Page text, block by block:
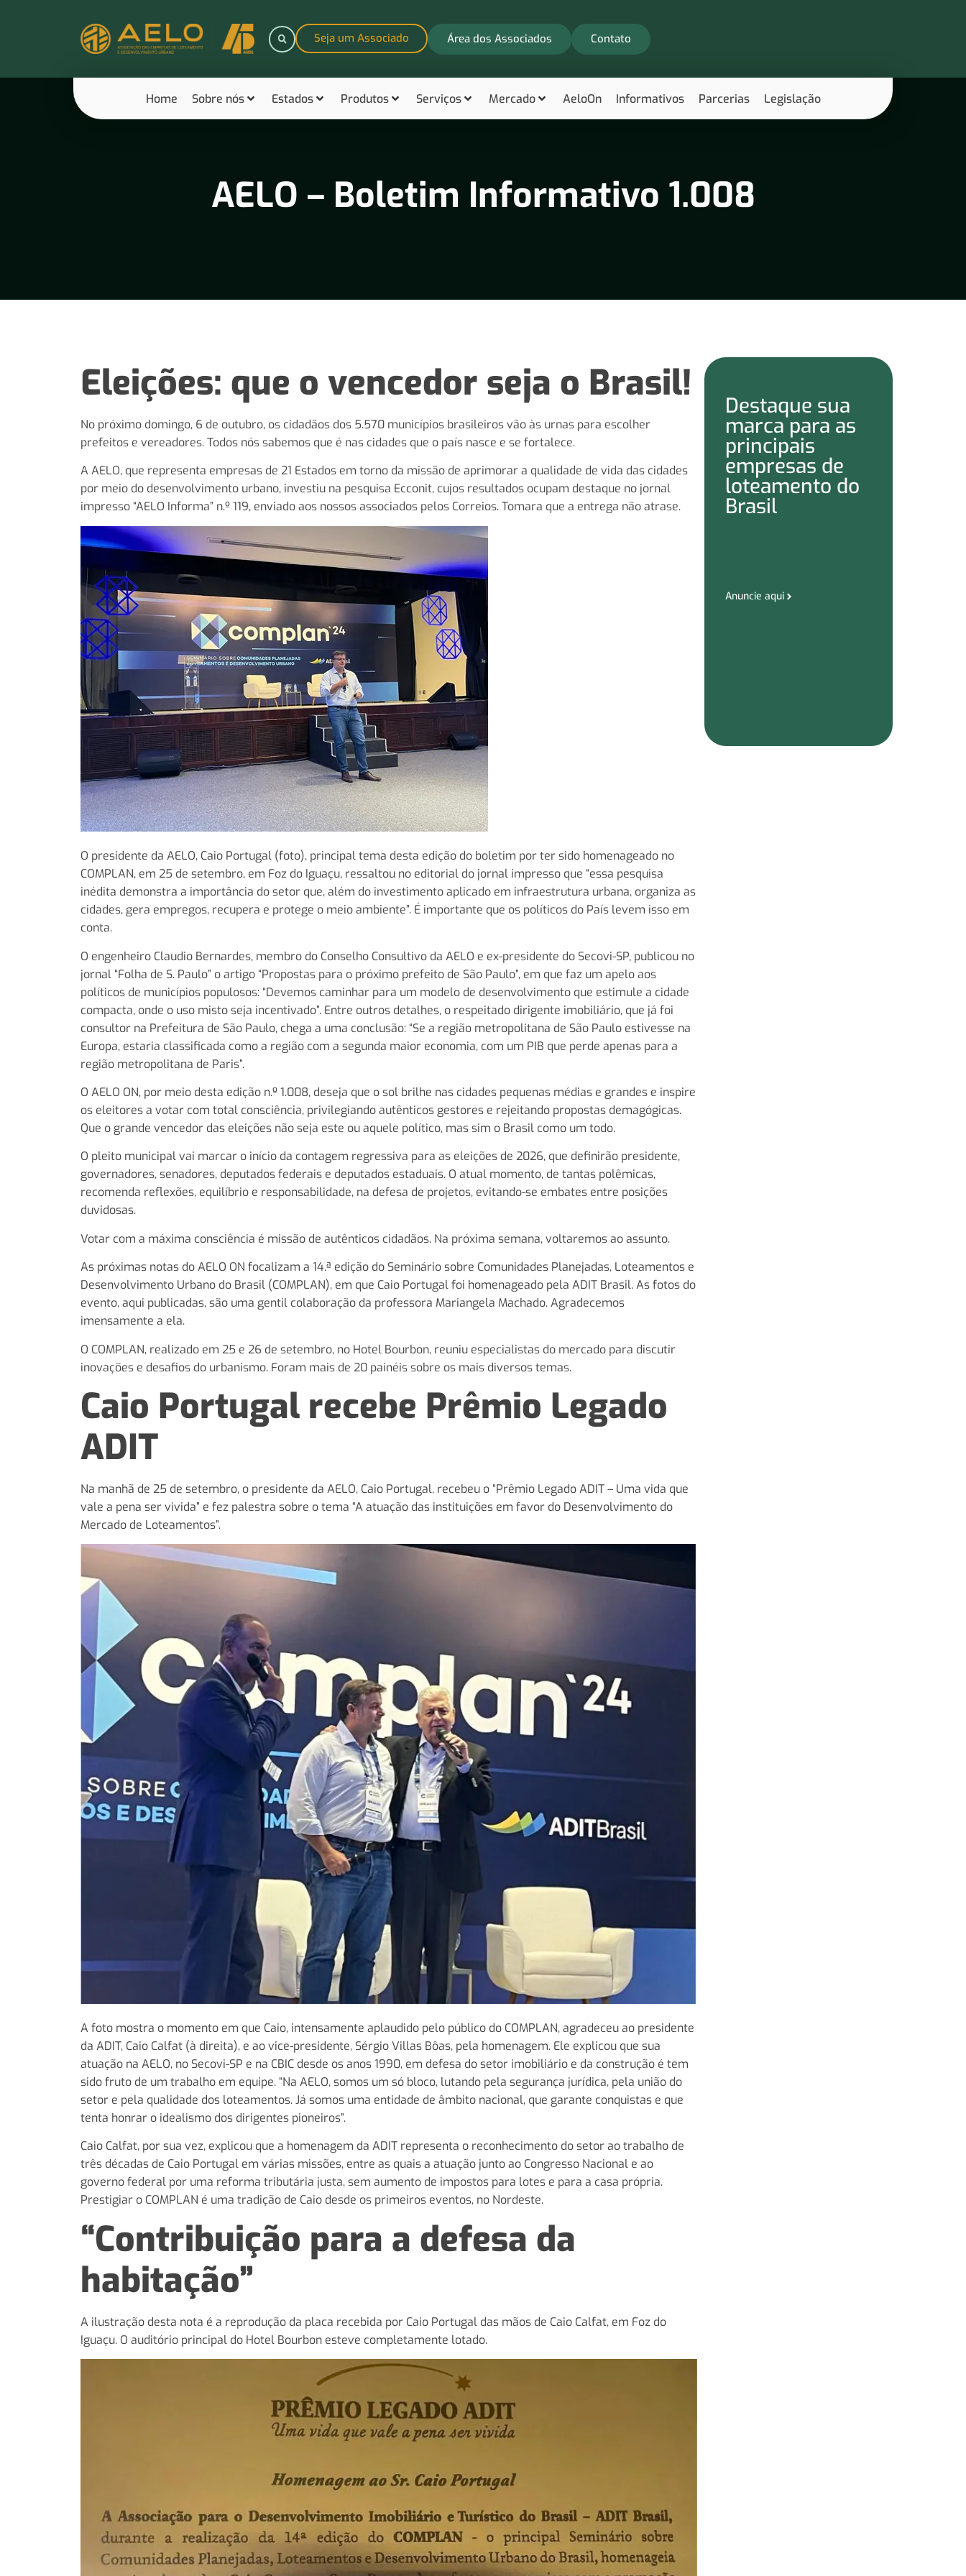
Seja um Associado Área dos Associados Contato
Home Sobre nós Estados Produtos Serviços Mercado AeloOn Informativos Parcerias Legislação
AELO – Boletim Informativo 1.008
Eleições: que o vencedor seja o Brasil!
No próximo domingo, 6 de outubro, os cidadãos dos 5.570 municípios brasileiros vão às urnas para escolher
prefeitos e vereadores. Todos nós sabemos que é nas cidades que o país nasce e se fortalece.
A AELO, que representa empresas de 21 Estados em torno da missão de aprimorar a qualidade de vida das cidades
por meio do desenvolvimento urbano, investiu na pesquisa Ecconit, cujos resultados ocupam destaque no jornal
impresso “AELO Informa” n.º 119, enviado aos nossos associados pelos Correios. Tomara que a entrega não atrase.
O presidente da AELO, Caio Portugal (foto), principal tema desta edição do boletim por ter sido homenageado no
COMPLAN, em 25 de setembro, em Foz do Iguaçu, ressaltou no editorial do jornal impresso que “essa pesquisa
inédita demonstra a importância do setor que, além do investimento aplicado em infraestrutura urbana, organiza as
cidades, gera empregos, recupera e protege o meio ambiente”. É importante que os políticos do País levem isso em
conta.
O engenheiro Claudio Bernardes, membro do Conselho Consultivo da AELO e ex-presidente do Secovi-SP, publicou no
jornal “Folha de S. Paulo” o artigo “Propostas para o próximo prefeito de São Paulo”, em que faz um apelo aos
políticos de municípios populosos: “Devemos caminhar para um modelo de desenvolvimento que estimule a cidade
compacta, onde o uso misto seja incentivado”. Entre outros detalhes, o respeitado dirigente imobiliário, que já foi
consultor na Prefeitura de São Paulo, chega a uma conclusão: “Se a região metropolitana de São Paulo estivesse na
Europa, estaria classificada como a região com a segunda maior economia, com um PIB que perde apenas para a
região metropolitana de Paris”.
O AELO ON, por meio desta edição n.º 1.008, deseja que o sol brilhe nas cidades pequenas médias e grandes e inspire
os eleitores a votar com total consciência, privilegiando autênticos gestores e rejeitando propostas demagógicas.
Que o grande vencedor das eleições não seja este ou aquele político, mas sim o Brasil como um todo.
O pleito municipal vai marcar o início da contagem regressiva para as eleições de 2026, que definirão presidente,
governadores, senadores, deputados federais e deputados estaduais. O atual momento, de tantas polêmicas,
recomenda reflexões, equilíbrio e responsabilidade, na defesa de projetos, evitando-se embates entre posições
duvidosas.
Votar com a máxima consciência é missão de autênticos cidadãos. Na próxima semana, voltaremos ao assunto.
As próximas notas do AELO ON focalizam a 14.ª edição do Seminário sobre Comunidades Planejadas, Loteamentos e
Desenvolvimento Urbano do Brasil (COMPLAN), em que Caio Portugal foi homenageado pela ADIT Brasil. As fotos do
evento, aqui publicadas, são uma gentil colaboração da professora Mariangela Machado. Agradecemos
imensamente a ela.
O COMPLAN, realizado em 25 e 26 de setembro, no Hotel Bourbon, reuniu especialistas do mercado para discutir
inovações e desafios do urbanismo. Foram mais de 20 painéis sobre os mais diversos temas.
Caio Portugal recebe Prêmio Legado
ADIT
Na manhã de 25 de setembro, o presidente da AELO, Caio Portugal, recebeu o “Prêmio Legado ADIT – Uma vida que
vale a pena ser vivida” e fez palestra sobre o tema “A atuação das instituições em favor do Desenvolvimento do
Mercado de Loteamentos”.
A foto mostra o momento em que Caio, intensamente aplaudido pelo público do COMPLAN, agradeceu ao presidente
da ADIT, Caio Calfat (à direita), e ao vice-presidente, Sérgio Villas Bôas, pela homenagem. Ele explicou que sua
atuação na AELO, no Secovi-SP e na CBIC desde os anos 1990, em defesa do setor imobiliário e da construção é tem
sido fruto de um trabalho em equipe. “Na AELO, somos um só bloco, lutando pela segurança jurídica, pela união do
setor e pela qualidade dos loteamentos. Já somos uma entidade de âmbito nacional, que garante conquistas e que
tenta honrar o idealismo dos dirigentes pioneiros”.
Caio Calfat, por sua vez, explicou que a homenagem da ADIT representa o reconhecimento do setor ao trabalho de
três décadas de Caio Portugal em várias missões, entre as quais a atuação junto ao Congresso Nacional e ao
governo federal por uma reforma tributária justa, sem aumento de impostos para lotes e para a casa própria.
Prestigiar o COMPLAN é uma tradição de Caio desde os primeiros eventos, no Nordeste.
“Contribuição para a defesa da
habitação”
A ilustração desta nota é a reprodução da placa recebida por Caio Portugal das mãos de Caio Calfat, em Foz do
Iguaçu. O auditório principal do Hotel Bourbon esteve completamente lotado.
Destaque sua
marca para as
principais
empresas de
loteamento do
Brasil
Anuncie aqui